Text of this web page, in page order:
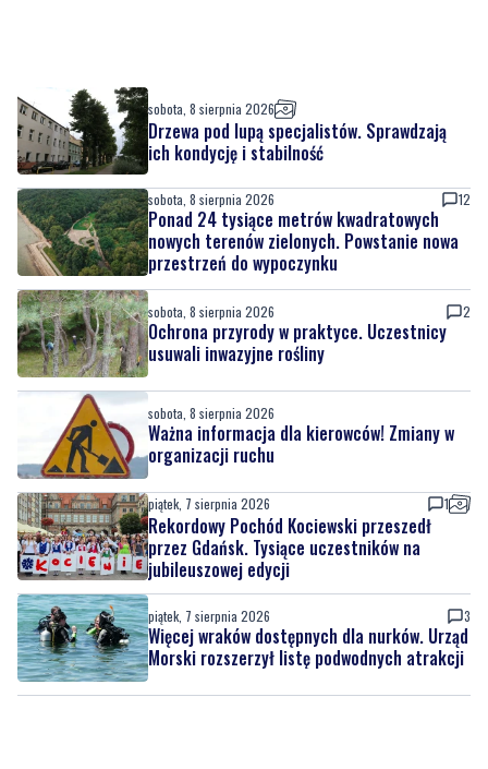
sobota, 8 sierpnia 2026
Drzewa pod lupą specjalistów. Sprawdzają
ich kondycję i stabilność
sobota, 8 sierpnia 2026 12
Ponad 24 tysiące metrów kwadratowych
nowych terenów zielonych. Powstanie nowa
przestrzeń do wypoczynku
sobota, 8 sierpnia 2026 2
Ochrona przyrody w praktyce. Uczestnicy
usuwali inwazyjne rośliny
sobota, 8 sierpnia 2026
Ważna informacja dla kierowców! Zmiany w
organizacji ruchu
piątek, 7 sierpnia 2026 1
Rekordowy Pochód Kociewski przeszedł
przez Gdańsk. Tysiące uczestników na
jubileuszowej edycji
piątek, 7 sierpnia 2026 3
Więcej wraków dostępnych dla nurków. Urząd
Morski rozszerzył listę podwodnych atrakcji